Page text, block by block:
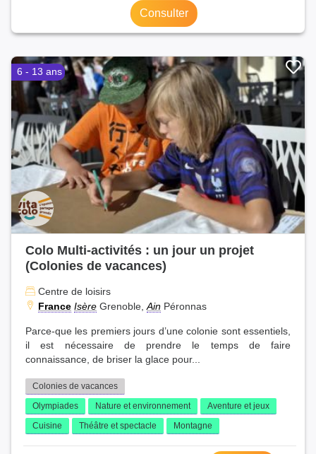
Consulter
6 - 13 ans
Colo Multi-activités : un jour un projet
(Colonies de vacances)
Centre de loisirs
France Isère Grenoble, Ain Péronnas
Parce-que les premiers jours d’une colonie sont essentiels,
il est nécessaire de prendre le temps de faire
connaissance, de briser la glace pour...
Colonies de vacances
Olympiades
Nature et environnement
Aventure et jeux
Cuisine
Théâtre et spectacle Montagne